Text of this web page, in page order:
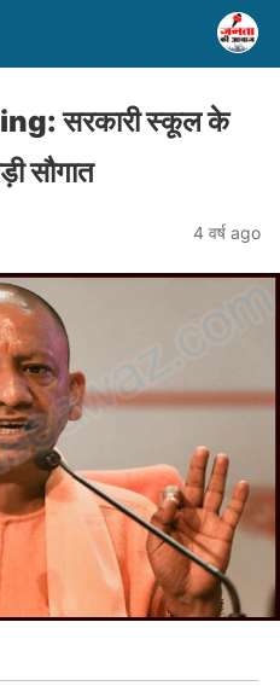
सरकारी स्कूल के
सौगात
4 वर्ष ago